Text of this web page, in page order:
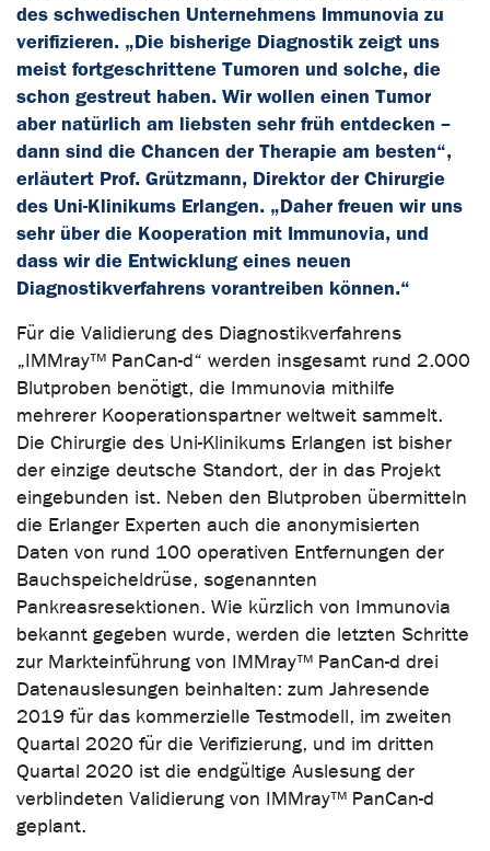
des schwedischen Unternehmens Immunovia zu
verifizieren. „Die bisherige Diagnostik zeigt uns
meist fortgeschrittene Tumoren und solche, die
schon gestreut haben. Wir wollen einen Tumor
aber natürlich am liebsten sehr früh entdecken –
dann sind die Chancen der Therapie am besten“,
erläutert Prof. Grützmann, Direktor der Chirurgie
des Uni-Klinikums Erlangen. „Daher freuen wir uns
sehr über die Kooperation mit Immunovia, und
dass wir die Entwicklung eines neuen
Diagnostikverfahrens vorantreiben können.“
Für die Validierung des Diagnostikverfahrens
„IMMray™ PanCan-d“ werden insgesamt rund 2.000
Blutproben benötigt, die Immunovia mithilfe
mehrerer Kooperationspartner weltweit sammelt.
Die Chirurgie des Uni-Klinikums Erlangen ist bisher
der einzige deutsche Standort, der in das Projekt
eingebunden ist. Neben den Blutproben übermitteln
die Erlanger Experten auch die anonymisierten
Daten von rund 100 operativen Entfernungen der
Bauchspeicheldrüse, sogenannten
Pankreasresektionen. Wie kürzlich von Immunovia
bekannt gegeben wurde, werden die letzten Schritte
zur Markteinführung von IMMray™ PanCan-d drei
Datenauslesungen beinhalten: zum Jahresende
2019 für das kommerzielle Testmodell, im zweiten
Quartal 2020 für die Verifizierung, und im dritten
Quartal 2020 ist die endgültige Auslesung der
verblindeten Validierung von IMMray™ PanCan-d
geplant.